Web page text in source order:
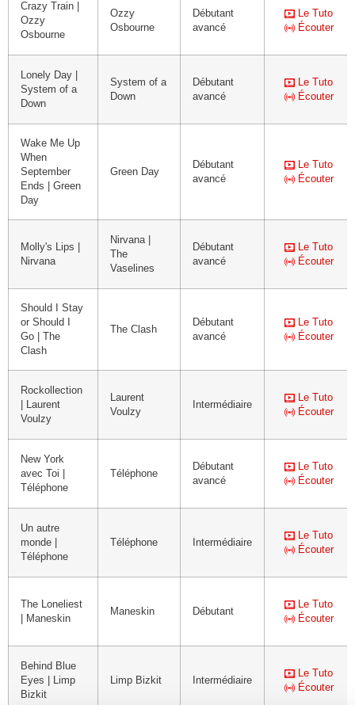
Crazy Train |
Ozzy
Osbourne
Ozzy
Osbourne
Débutant
avancé
Le Tuto
Écouter
Lonely Day |
System of a
Down
System of a
Down
Débutant
avancé
Le Tuto
Écouter
Wake Me Up
When
September
Ends | Green
Day
Green Day
Débutant
avancé
Le Tuto
Écouter
Molly's Lips |
Nirvana
Nirvana |
The
Vaselines
Débutant
avancé
Le Tuto
Écouter
Should I Stay
or Should I
Go | The
Clash
The Clash
Débutant
avancé
Le Tuto
Écouter
Rockollection
| Laurent
Voulzy
Laurent
Voulzy
Intermédiaire
Le Tuto
Écouter
New York
avec Toi |
Téléphone
Téléphone
Débutant
avancé
Le Tuto
Écouter
Un autre
monde |
Téléphone
Téléphone Intermédiaire
Le Tuto
Écouter
The Loneliest
| Maneskin
Maneskin Débutant
Le Tuto
Écouter
Behind Blue
Eyes | Limp
Bizkit
Limp Bizkit Intermédiaire
Le Tuto
Écouter